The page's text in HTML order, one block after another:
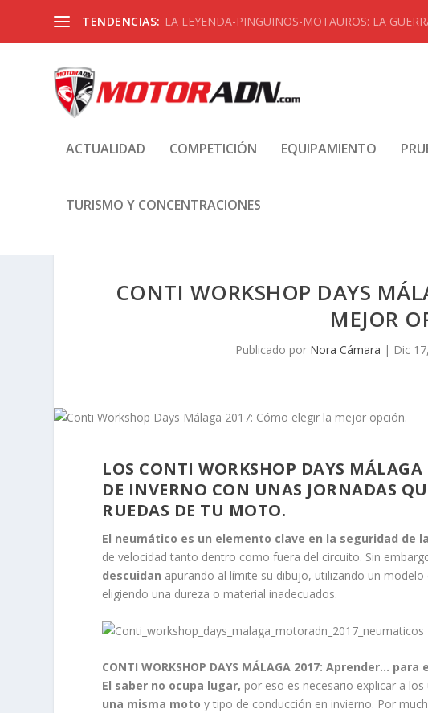
TENDENCIAS: LA LEYENDA-PINGUINOS-MOTAUROS: LA
ACTUALIDAD COMPETICIÓN EQUIPAMIENTO
TURISMO Y CONCENTRACIONES
CONTI WORKSHOP DAYS
MEJOR
Publicado por Nora Cámara | Dic
LOS CONTI WORKSHOP DAYS
DE INVERNO CON UNAS JORNADAS
RUEDAS DE TU MOTO.
El neumático es un elemento clave en la seguridad de
de velocidad tanto dentro como fuera del circuito. Sin
descuidan apurando al límite su dibujo, utilizando un
eligiendo una dureza o material inadecuados.
CONTI WORKSHOP DAYS MÁLAGA 2017: Aprender…
El saber no ocupa lugar, por eso es necesario explicar a los
una misma moto y tipo de conducción en invierno. Por